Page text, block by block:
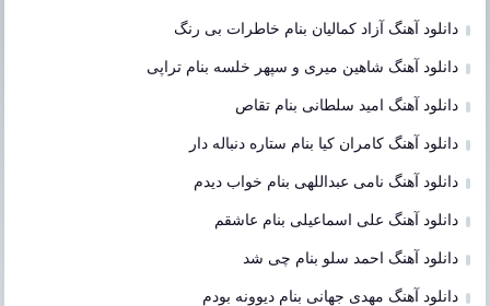
دانلود آهنگ آزاد کمالیان بنام خاطرات بی رنگ
دانلود آهنگ شاهین میری و سپهر خلسه بنام تراپی
دانلود آهنگ امید سلطانی بنام تقاص
دانلود آهنگ کامران کیا بنام ستاره دنباله دار
دانلود آهنگ نامی عبداللهی بنام خواب دیدم
دانلود آهنگ علی اسماعیلی بنام عاشقم
دانلود آهنگ احمد سلو بنام چی شد
دانلود آهنگ مهدی جهانی بنام دیوونه بودم